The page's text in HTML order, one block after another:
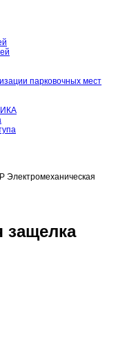
парковочных мест
Электромеханическая
защелка